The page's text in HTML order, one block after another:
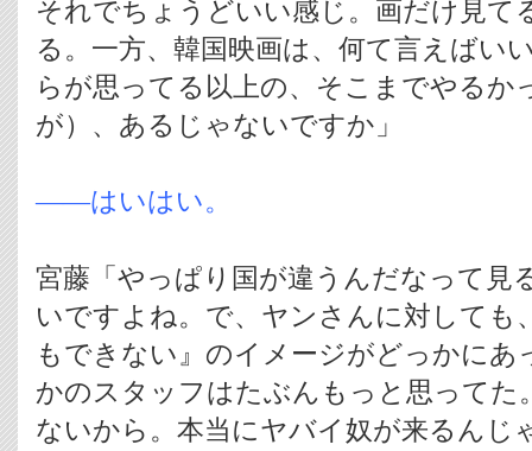
それでちょうどいい感じ。画だけ見て
る。一方、韓国映画は、何て言えばい
らが思ってる以上の、そこまでやるか
が）、あるじゃないですか」
――はいはい。
宮藤「やっぱり国が違うんだなって見
いですよね。で、ヤンさんに対しても
もできない』のイメージがどっかにあ
かのスタッフはたぶんもっと思ってた
ないから。本当にヤバイ奴が来るんじ